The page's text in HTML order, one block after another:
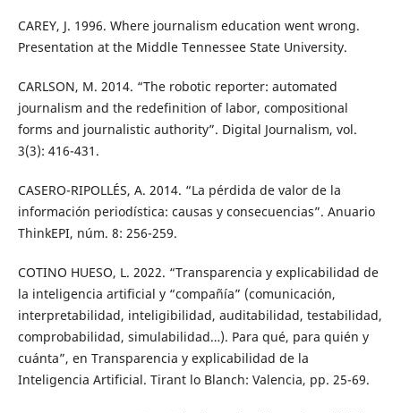
CAREY, J. 1996. Where journalism education went wrong.
Presentation at the Middle Tennessee State University.
CARLSON, M. 2014. “The robotic reporter: automated
journalism and the redefinition of labor, compositional
forms and journalistic authority”. Digital Journalism, vol.
3(3): 416-431.
CASERO-RIPOLLÉS, A. 2014. “La pérdida de valor de la
información periodística: causas y consecuencias”. Anuario
ThinkEPI, núm. 8: 256-259.
COTINO HUESO, L. 2022. “Transparencia y explicabilidad de
la inteligencia artificial y “compañía” (comunicación,
interpretabilidad, inteligibilidad, auditabilidad, testabilidad,
comprobabilidad, simulabilidad…). Para qué, para quién y
cuánta”, en Transparencia y explicabilidad de la
Inteligencia Artificial. Tirant lo Blanch: Valencia, pp. 25-69.